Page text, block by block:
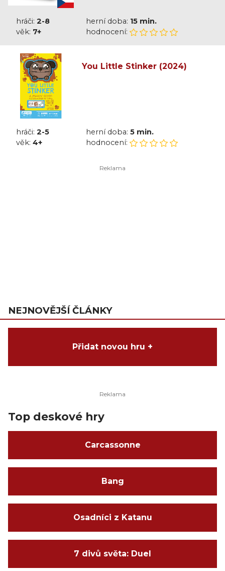
hráči: 2-8 herní doba: 15 min.
věk: 7+ hodnocení:
You Little Stinker (2024)
hráči: 2-5 herní doba: 5 min.
věk: 4+ hodnocení:
NEJNOVĚJŠÍ ČLÁNKY
Přidat novou hru +
Top deskové hry
Carcassonne
Bang
Osadníci z Katanu
7 divů světa: Duel